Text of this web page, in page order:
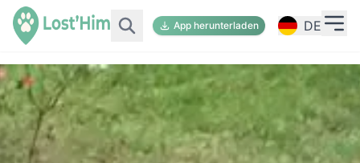
App herunterladen DE